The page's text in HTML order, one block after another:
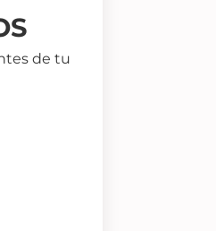
de tu